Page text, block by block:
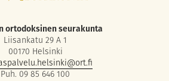
ortodoksinen seurakunta
Liisankatu 29 A 1
00170 Helsinki
Puh. 09 85 646 100